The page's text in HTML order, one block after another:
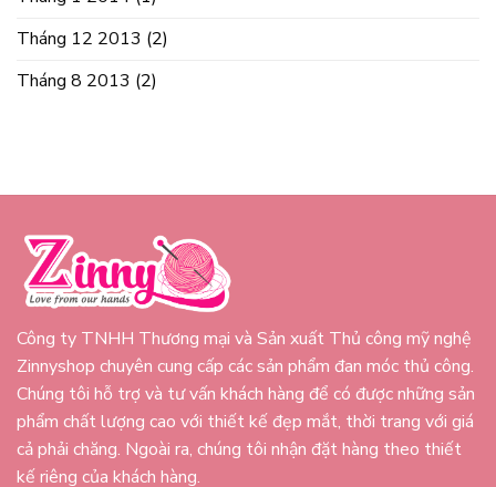
Tháng 12 2013 (2)
Tháng 8 2013 (2)
Công ty TNHH Thương mại và Sản xuất Thủ công mỹ nghệ
Zinnyshop chuyên cung cấp các sản phẩm đan móc thủ công.
Chúng tôi hỗ trợ và tư vấn khách hàng để có được những sản
phẩm chất lượng cao với thiết kế đẹp mắt, thời trang với giá
cả phải chăng. Ngoài ra, chúng tôi nhận đặt hàng theo thiết
kế riêng của khách hàng.